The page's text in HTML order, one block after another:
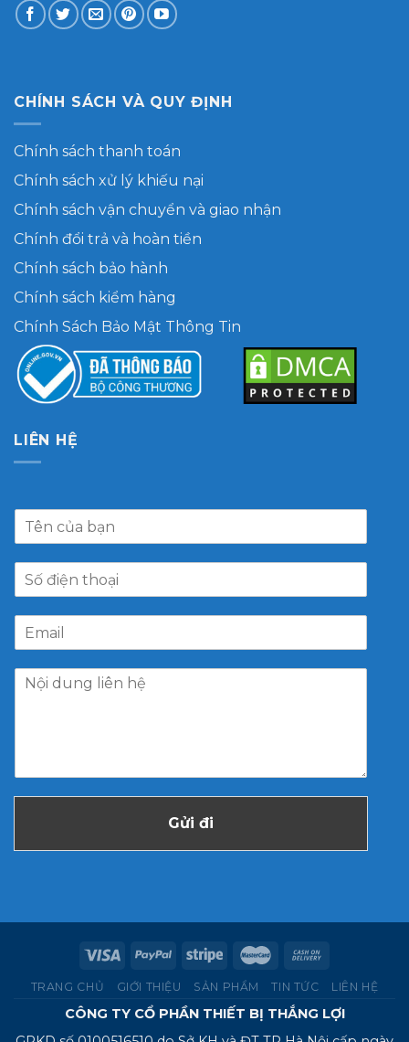
CHÍNH SÁCH VÀ QUY ĐỊNH
Chính sách thanh toán
Chính sách xử lý khiếu nại
Chính sách vận chuyển và giao nhận
Chính đổi trả và hoàn tiền
Chính sách bảo hành
Chính sách kiểm hàng
Chính Sách Bảo Mật Thông Tin
LIÊN HỆ
Gửi đi
TRANG CHỦ GIỚI THIỆU SẢN PHẨM TIN TỨC LIÊN HỆ
CÔNG TY CỔ PHẦN THIẾT BỊ THẮNG LỢI